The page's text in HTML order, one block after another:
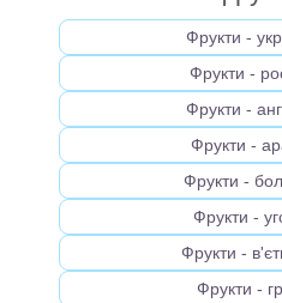
Фрукти -
Фрукти -
Фрукти -
Фрукти -
Фрукти -
Фрукти -
Фрукти -
Фрукти -